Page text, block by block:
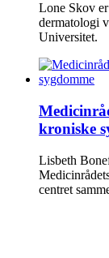
Lone Skov
dermatologi
Universitet.
kroniske
Lisbeth
centret